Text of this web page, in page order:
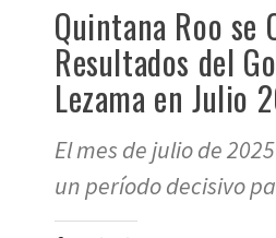
Quintana Roo se
Resultados del
Lezama en Julio
El mes de julio de
un período decisivo